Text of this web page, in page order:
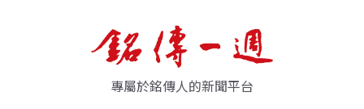
專屬於銘傳人的新聞平台